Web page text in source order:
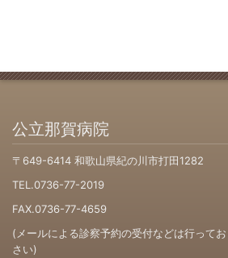
公立那賀病院
〒649-6414 和歌山県紀の川市打田1282
TEL.0736-77-2019
FAX.0736-77-4659
(メールによる診察予約の受付などは行って
さい)